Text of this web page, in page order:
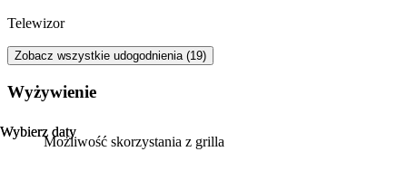
Wybierz daty
Wybierz daty
Telewizor
Zobacz wszystkie udogodnienia (19)
Wyżywienie
Możliwość skorzystania z grilla